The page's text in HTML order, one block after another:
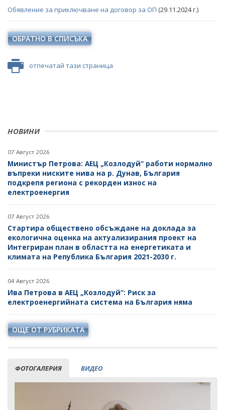
НОВИНИ
07 Август 2026
Министър Петрова: АЕЦ „Козлодуй“ работи нормално
въпреки ниските нива на р. Дунав, България
подкрепя региона с рекорден износ на
електроенергия
07 Август 2026
Стартира обществено обсъждане на доклада за
екологична оценка на актуализирания проект на
Интегриран план в областта на енергетиката и
климата на Република България 2021-2030 г.
04 Август 2026
Ива Петрова в АЕЦ „Козлодуй“: Риск за
електроенергийната система на България няма
ОЩЕ ОТ РУБРИКАТА
ФОТОГАЛЕРИЯ ВИДЕО
ПОКАНИ НА ТЪРГОВСКИ ДРУЖЕСТВА ЗА
ДРУГИ
Обявление за приключване на договор за ОП (29.11.2024 г.)
ОБРАТНО В СПИСЪКА
отпечатай тази страница